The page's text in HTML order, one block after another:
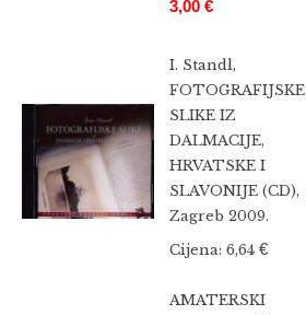
3,00 €
I. Standl,
FOTOGRAFIJSKE
SLIKE IZ
DALMACIJE,
HRVATSKE I
SLAVONIJE (CD),
Zagreb 2009.
Cijena: 6,64 €
AMATERSKI